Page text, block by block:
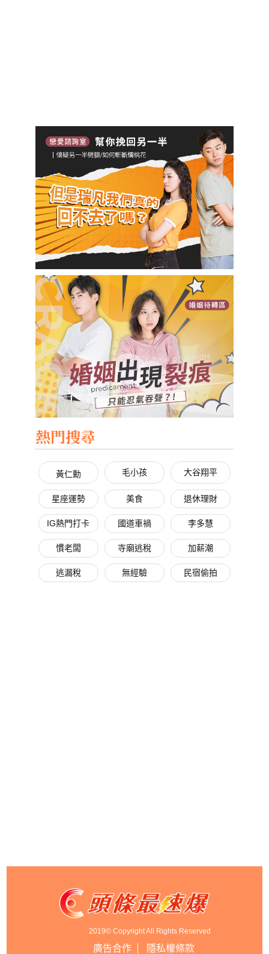
熱門搜尋
黃仁勳 毛小孩 大谷翔平
星座運勢 美食 退休理財
IG熱門打卡 國道車禍 李多慧
慣老闆 寺廟逃稅 加薪潮
逃漏稅 無經驗 民宿偷拍
2019© Copyright All Rights Reserved
廣告合作 隱私權條款